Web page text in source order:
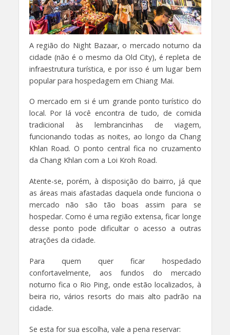
A região do Night Bazaar, o mercado noturno da
cidade (não é o mesmo da Old City), é repleta de
infraestrutura turística, e por isso é um lugar bem
popular para hospedagem em Chiang Mai.
O mercado em si é um grande ponto turístico do
local. Por lá você encontra de tudo, de comida
tradicional às lembrancinhas de viagem,
funcionando todas as noites, ao longo da Chang
Khlan Road. O ponto central fica no cruzamento
da Chang Khlan com a Loi Kroh Road.
Atente-se, porém, à disposição do bairro, já que
as áreas mais afastadas daquela onde funciona o
mercado não são tão boas assim para se
hospedar. Como é uma região extensa, ficar longe
desse ponto pode dificultar o acesso a outras
atrações da cidade.
Para quem quer ficar hospedado
confortavelmente, aos fundos do mercado
noturno fica o Rio Ping, onde estão localizados, à
beira rio, vários resorts do mais alto padrão na
cidade.
Se esta for sua escolha, vale a pena reservar: